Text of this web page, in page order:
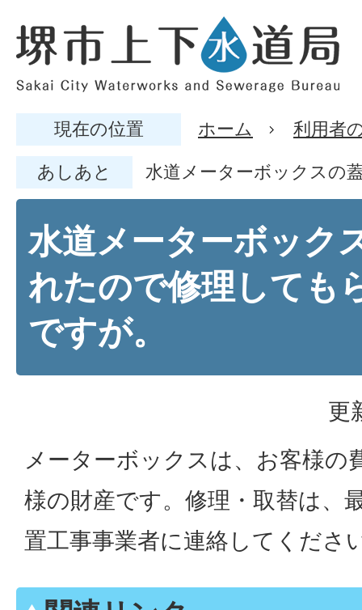
現在の位置 ホーム 利用者
あしあと 水道メーターボックスの
水道メーターボック
れたので修理しても
ですが。
更
メーターボックスは、お客様の
様の財産です。修理・取替は、
置工事事業者に連絡してくださ